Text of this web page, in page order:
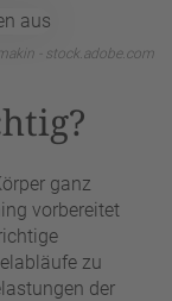
- stock.adobe.com
ganz
vorbereitet
zu
der